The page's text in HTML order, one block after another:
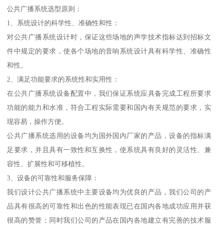
公共广播系统选型原则：
1、系统设计的科学性、准确性和性：
对公共广播系统设计时，保证这些场地的声学技术指标达到招标文
件中规定的要求，使各个场地的音响系统设计具有科学性、准确性
和性。
2、满足功能要求的系统性和实用性：
在公共广播系统设备配置中，我们保证系统应具备完成工程所要求
功能的能力和水准，符合工程实际需要和国内有关规范的要求，实
现容易，操作方便。
公共广播系统选用的设备均为国外国内厂家的产品，设备的指标满
足要求，并且具有一致性和互换性，使系统具有良好的灵活性、兼
容性、扩展性和可移植性。
3、设备的可靠性和服务保障：
我们设计公共广播系统中主要设备均为优良的产品，我们公司的产
品具有很高的可靠性和出色的性能表现已在国内各地成功应用并获
很高的赞誉；同时我们公司的产品在国内各地建立有完善的技术服